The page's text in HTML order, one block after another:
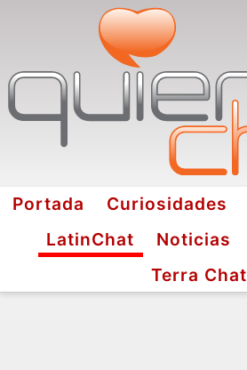
Portada Curiosidades
LatinChat
Noticias
Terra Chat